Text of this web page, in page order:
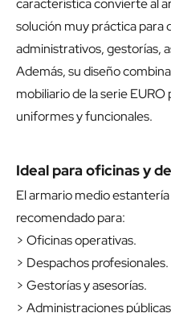
característica convierte al
solución muy práctica para
administrativos, gestorías,
Además, su diseño
mobiliario de la serie
uniformes y funcionales.
Ideal para oficinas y
El armario medio
recomendado para:
> Oficinas operativas.
> Despachos profesionales.
> Gestorías y asesorías.
> Administraciones